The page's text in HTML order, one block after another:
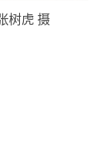
树虎 摄